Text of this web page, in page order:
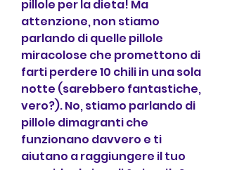
pillole per la dieta! Ma
attenzione, non stiamo
parlando di quelle pillole
miracolose che promettono di
farti perdere 10 chili in una sola
notte (sarebbero fantastiche,
vero?). No, stiamo parlando di
pillole dimagranti che
funzionano davvero e ti
aiutano a raggiungere il tuo